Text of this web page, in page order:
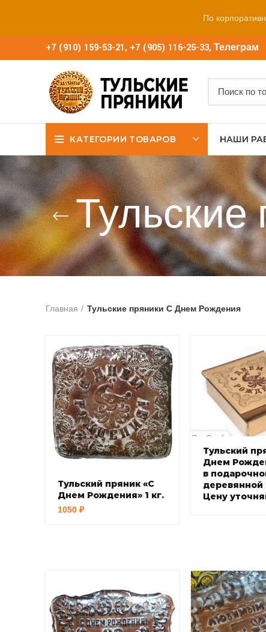
+7 (910) 159-53-21, +7 (905) 116-25-33, Телеграм
КАТЕГОРИИ ТОВАРОВ НАШИ
Главная Тульские пряники С Днем Рождения
Тульский пряник «С
Днем Рождения» 1 кг.
1050 ₽
Тульский
Днем
в
деревянной
Цену
По